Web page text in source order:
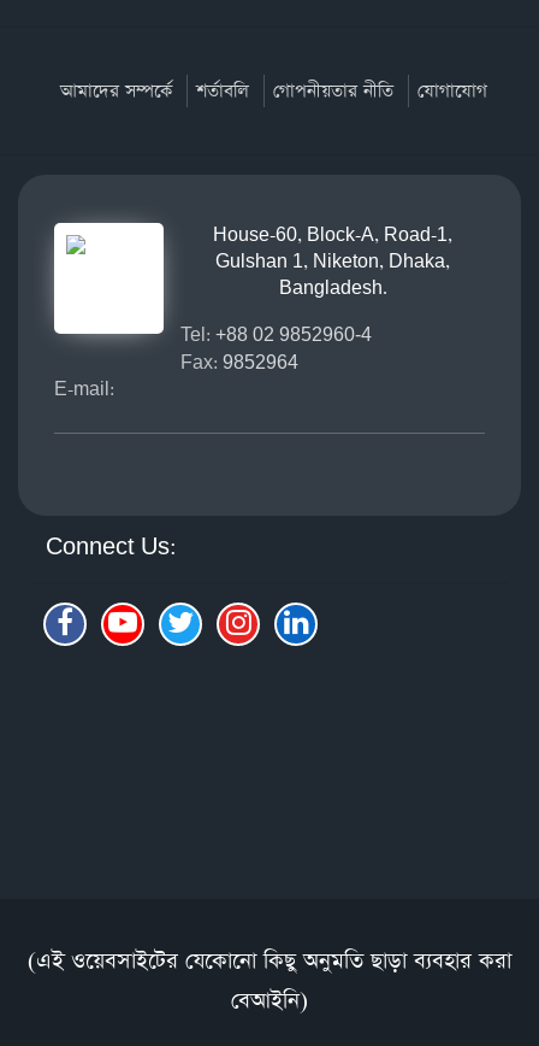
আমাদের সম্পর্কে শর্তাবলি গোপনীয়তার নীতি যোগাযোগ
House-60, Block-A, Road-1,
Gulshan 1, Niketon, Dhaka,
Bangladesh.
Tel: +88 02 9852960-4
Fax: 9852964
E-mail:
Connect Us:
(এই ওয়েবসাইটের যেকোনো কিছু অনুমতি ছাড়া ব্যবহার করা
বেআইনি)